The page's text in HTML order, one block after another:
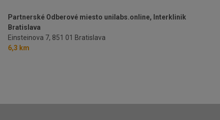
Partnerské Odberové miesto unilabs.online, Interklinik
Bratislava
Einsteinova 7, 851 01 Bratislava
6,3 km